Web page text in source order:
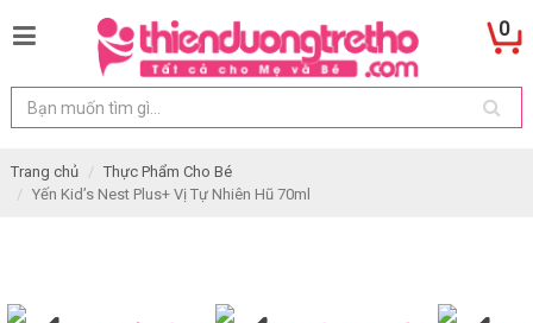
0
Trang chủ
Thực Phẩm Cho Bé
Yến Kid’s Nest Plus+ Vị Tự Nhiên Hũ 70ml